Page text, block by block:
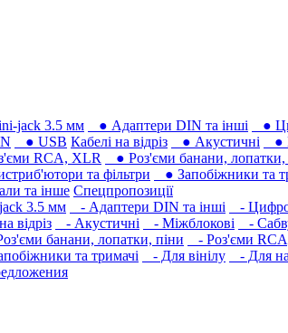
jack 3.5 мм ● Адаптери DIN та інші ●
● USB Кабелі на відріз ● Акустичні ●
RCA, XLR ● Роз'єми банани, лопатки,
та фільтри ● Запобіжники та
та інше Спецпропозиції
3.5 мм - Адаптери DIN та інші -
відріз - Акустичні - Міжблокові -
банани, лопатки, піни - Роз'єми
та тримачі - Для вінілу - Для